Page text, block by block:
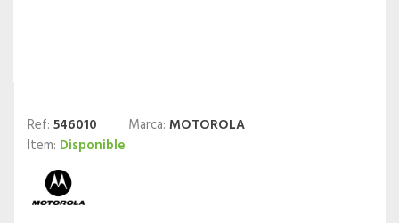
Ref: 546010 Marca: MOTOROLA
Item: Disponible